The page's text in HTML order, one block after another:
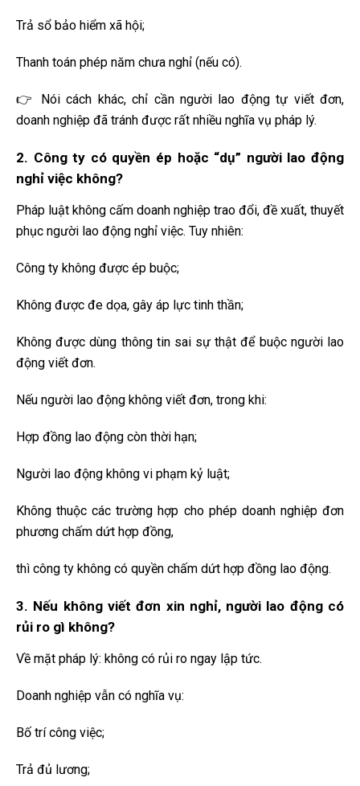
Trả sổ bảo hiểm xã hội;
Thanh toán phép năm chưa nghỉ (nếu có).
👉 Nói cách khác, chỉ cần người lao động tự viết đơn,
doanh nghiệp đã tránh được rất nhiều nghĩa vụ pháp lý.
2. Công ty có quyền ép hoặc “dụ” người lao động
nghỉ việc không?
Pháp luật không cấm doanh nghiệp trao đổi, đề xuất, thuyết
phục người lao động nghỉ việc. Tuy nhiên:
Công ty không được ép buộc;
Không được đe dọa, gây áp lực tinh thần;
Không được dùng thông tin sai sự thật để buộc người lao
động viết đơn.
Nếu người lao động không viết đơn, trong khi:
Hợp đồng lao động còn thời hạn;
Người lao động không vi phạm kỷ luật;
Không thuộc các trường hợp cho phép doanh nghiệp đơn
phương chấm dứt hợp đồng,
thì công ty không có quyền chấm dứt hợp đồng lao động.
3. Nếu không viết đơn xin nghỉ, người lao động có
rủi ro gì không?
Về mặt pháp lý: không có rủi ro ngay lập tức.
Doanh nghiệp vẫn có nghĩa vụ:
Bố trí công việc;
Trả đủ lương;